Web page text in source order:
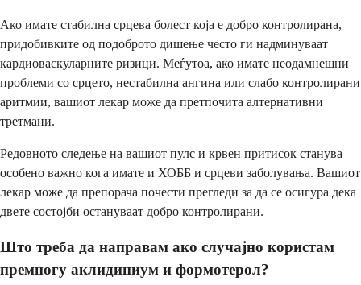
Ако имате стабилна срцева болест која е добро контролирана,
придобивките од подоброто дишење често ги надминуваат
кардиоваскуларните ризици. Меѓутоа, ако имате неодамнешни
проблеми со срцето, нестабилна ангина или слабо контролирани
аритмии, вашиот лекар може да претпочита алтернативни
третмани.
Редовното следење на вашиот пулс и крвен притисок станува
особено важно кога имате и ХОББ и срцеви заболувања. Вашиот
лекар може да препорача почести прегледи за да се осигура дека
двете состојби остануваат добро контролирани.
Што треба да направам ако случајно користам
премногу аклидиниум и формотерол?